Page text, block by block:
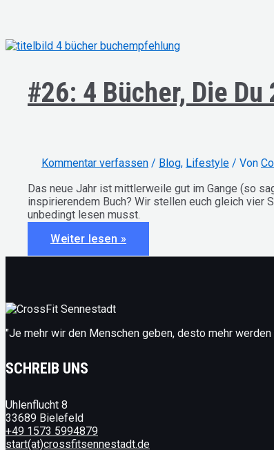
#26: 4 Bücher, Die
Kommentar verfassen / Blog, Lifestyle / Von
Das neue Jahr ist mittlerweile gut im Gange (so
inspirierendem Buch? Wir stellen euch gleich vier
unbedingt lesen musst.
#26:
4
Bücher,
unbedingt
lesen
Weiter lesen »
"Je mehr wir den Menschen geben, desto mehr
SCHREIB UNS
Uhlenflucht 8
33689 Bielefeld
+49 1573 5994879
start(at)crossfitsennestadt.de